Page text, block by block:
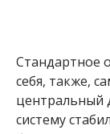
Стандартное
себя, также,
центральный
систему